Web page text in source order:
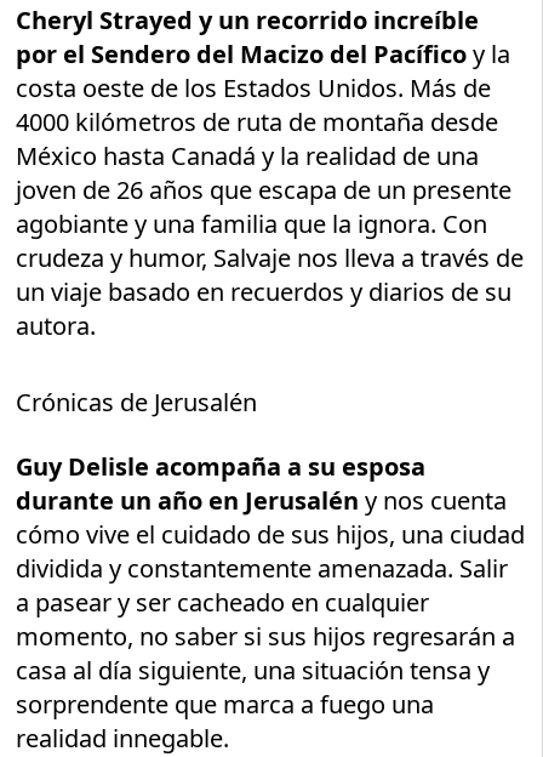
Cheryl Strayed y un recorrido increíble
por el Sendero del Macizo del Pacíficoy la
costa oeste de los Estados Unidos. Más de
4000 kilómetros de ruta de montaña desde
México hasta Canadá y la realidad de una
joven de 26 años que escapa de un presente
agobiante y una familia que la ignora. Con
crudeza y humor, Salvaje nos lleva a través de
un viaje basado en recuerdos y diarios de su
autora.
Crónicas de Jerusalén
Guy Delisle acompaña a su esposa
durante un año en Jerusalén y nos cuenta
cómo vive el cuidado de sus hijos, una ciudad
dividida y constantemente amenazada. Salir
a pasear y ser cacheado en cualquier
momento, no saber si sus hijos regresarán a
casa al día siguiente, una situación tensa y
sorprendente que marca a fuego una
realidad innegable.